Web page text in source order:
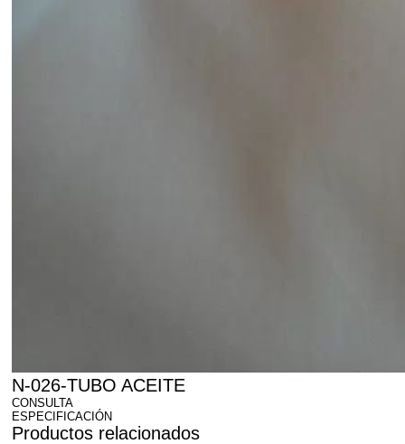
N-026-TUBO ACEITE
CONSULTA
ESPECIFICACIÓN
Productos relacionados